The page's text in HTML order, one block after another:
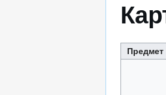
Предмет